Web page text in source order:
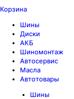
Корзина
Шины
Диски
АКБ
Шиномонтаж
Автосервис
Масла
Автотовары
Шины